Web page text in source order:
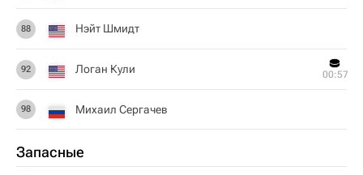
88 Нэйт Шмидт
92 Логан Кули 00:57
98 Михаил Сергачев
Запасные